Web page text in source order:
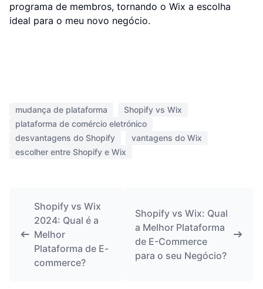
programa de membros, tornando o Wix a escolha
ideal para o meu novo negócio.
mudança de plataforma
Shopify vs Wix
plataforma de comércio eletrónico
desvantagens do Shopify
vantagens do Wix
escolher entre Shopify e Wix
Shopify vs Wix
2024: Qual é a
Melhor
Plataforma de E-
commerce?
Shopify vs Wix: Qual
a Melhor Plataforma
de E-Commerce
para o seu Negócio?